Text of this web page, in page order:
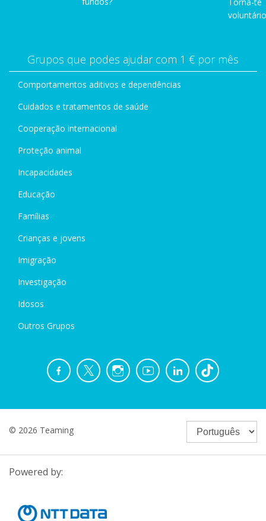
Grupos que podes ajudar com 1 € por mês
Comportamentos aditivos e dependências
Cuidados e tratamentos de saúde
Cooperação internacional
Proteção animal
Incapacidades
Educação
Famílias
Crianças e jovens
Imigração
Investigação
Idosos
Outros Grupos
© 2026 Teaming
Powered by: